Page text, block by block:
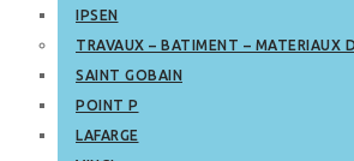
IPSEN
TRAVAUX – BATIMENT – MATERIAUX
SAINT GOBAIN
POINT P
LAFARGE